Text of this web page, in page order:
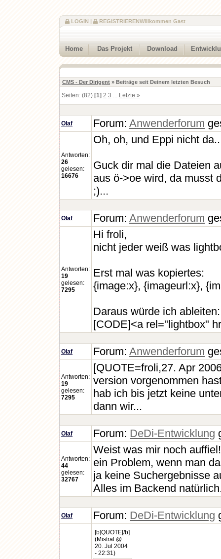
Willkommen Gast
LOGIN | REGISTRIEREN
Home Das Projekt Download
CMS - Der Dirigent » Beiträge seit Deinem letzten Besuch
Seiten: (82) [1] 2 3 ... Letzte »
Olaf Forum: Anwenderforum
Antworten:
26
gelesen:
16676
Oh, oh, und Eppi nicht
Guck dir mal die Dateien
aus ö->oe wird, da musst
;)...
Olaf Forum: Anwenderforum
Antworten:
19
gelesen:
7295
Hi froli,
nicht jeder weiß was
Erst mal was kopiertes:
{image:x}, {imageurl:x},
Daraus würde ich ableiten:
[CODE]<a rel="lightbox"
Olaf Forum: Anwenderforum
Antworten:
19
gelesen:
7295
[QUOTE=froli,27. Apr
version vorgenommen
hab ich bis jetzt keine
dann wir...
Olaf Forum: DeDi-Entwicklung
Antworten:
44
gelesen:
32767
Weist was mir noch
ein Problem, wenn man
ja keine Suchergebnisse
Alles im Backend
Olaf Forum: DeDi-Entwicklung
[b]QUOTE[/b]
(Mistral @
20. Jul 2004
- 22:31)